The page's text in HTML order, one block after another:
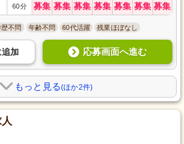
60分 募集 募集 募集 募集 募集 募集 募集
歴不問 年齢不問 60代活躍 残業ほぼなし
追加 応募画面へ進む
もっと見る(ほか2件)